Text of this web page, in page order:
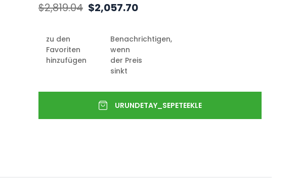
$2,819.04 $2,057.70
zu den
Favoriten
hinzufügen
Benachrichtigen,
wenn
der Preis
sinkt